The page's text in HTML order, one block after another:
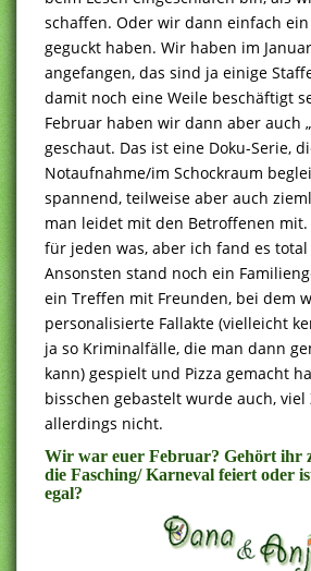
schaffen. Oder wir dann einfach
geguckt haben. Wir haben im
angefangen, das sind ja einige
damit noch eine Weile beschäftigt
Februar haben wir dann aber auch
geschaut. Das ist eine Doku-Serie,
Notaufnahme/im Schockraum
spannend, teilweise aber auch
man leidet mit den Betroffenen
für jeden was, aber ich fand es
Ansonsten stand noch ein
ein Treffen mit Freunden, bei dem
personalisierte Fallakte (vielleicht
ja so Kriminalfälle, die man dann
kann) gespielt und Pizza gemacht
bisschen gebastelt wurde auch,
allerdings nicht.
Wir war euer Februar? Gehört ihr
die Fasching/ Karneval feiert oder
egal?